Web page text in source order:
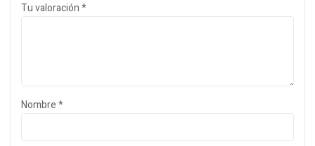
Tu valoración*
Nombre*